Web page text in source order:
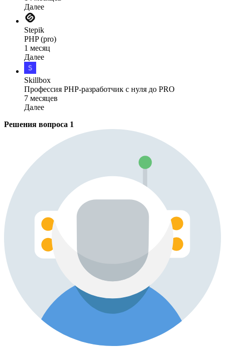
Далее
Stepik
PHP (pro)
1 месяц
Далее
Skillbox
Профессия PHP-разработчик с нуля до PRO
7 месяцев
Далее
Решения вопроса 1